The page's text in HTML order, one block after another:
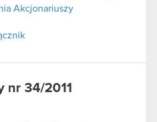
Akcjonariuszy
nr 34/2011